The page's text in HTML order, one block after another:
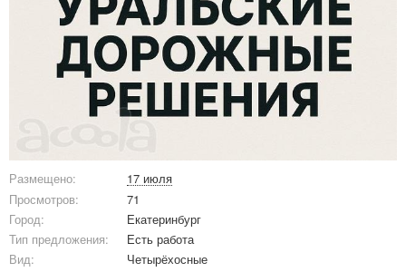
Размещено:
17 июля
Просмотров:
71
Город:
Екатеринбург
Тип предложения:
Есть работа
Вид:
Четырёхосные